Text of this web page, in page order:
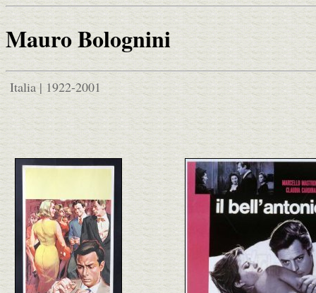
Mauro Bolognini
Italia | 1922-2001